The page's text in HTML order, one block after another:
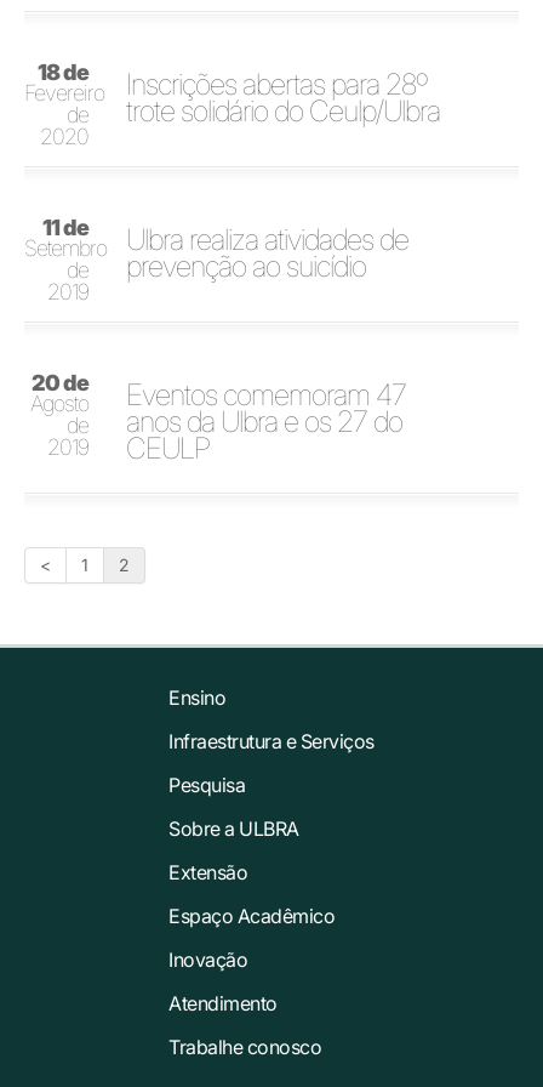
18 de
Fevereiro
de
2020
Inscrições abertas para 28º
trote solidário do Ceulp/Ulbra
11 de
Setembro
de
2019
Ulbra realiza atividades de
prevenção ao suicídio
20 de
Agosto
de
2019
Eventos comemoram 47
anos da Ulbra e os 27 do
CEULP
< 1 2
Ensino
Infraestrutura e Serviços
Pesquisa
Sobre a ULBRA
Extensão
Espaço Acadêmico
Inovação
Atendimento
Trabalhe conosco